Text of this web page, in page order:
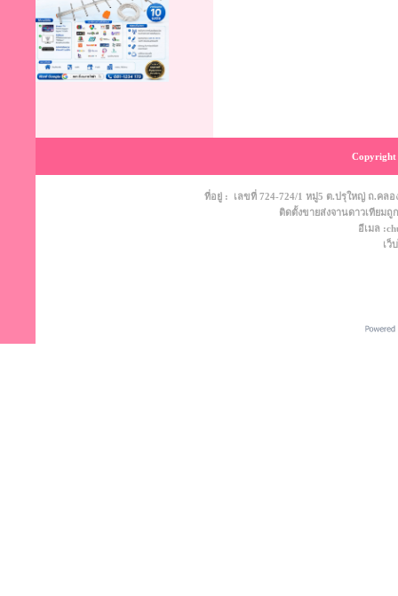
Copyright
ที่อยู่ : เลขที่ 724-724/1 หมู่5 ต.ปรุใหญ่ ถ.คล
ติดตั้งขายส่งจานดาวเทียม
อีเมล
เว็